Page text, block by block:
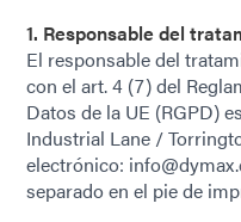
1. Responsable del
El responsable del
con el art. 4 (7) del
Datos de la UE (RGPD)
Industrial Lane /
electrónico:
separado en el pie de